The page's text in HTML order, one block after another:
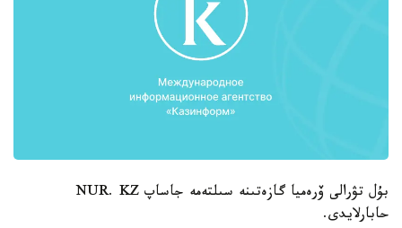
بۇل تۋرالى ۆرەميا گازەتىنە سىلتەمە جاساپ NUR. KZ
حابارلايدى.